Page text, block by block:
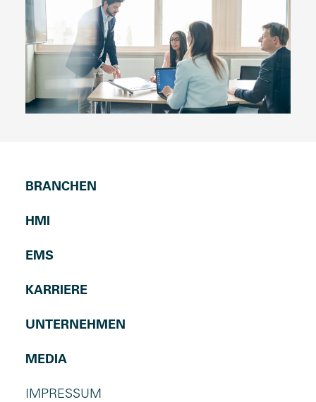
BRANCHEN
HMI
EMS
KARRIERE
UNTERNEHMEN
MEDIA
IMPRESSUM